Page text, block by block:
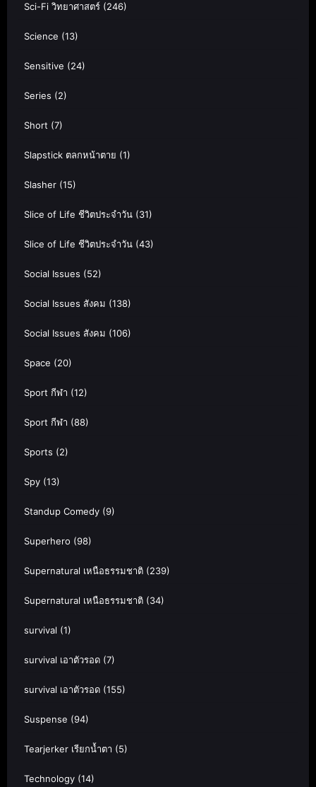
Sci-Fi วิทยาศาสตร์ (246)
Science (13)
Sensitive (24)
Series (2)
Short (7)
Slapstick ตลกหน้าตาย (1)
Slasher (15)
Slice of Life ชีวิตประจำวัน (31)
Slice of Life ชีวิตประจำวัน (43)
Social Issues (52)
Social Issues สังคม (138)
Social Issues สังคม (106)
Space (20)
Sport กีฬา (12)
Sport กีฬา (88)
Sports (2)
Spy (13)
Standup Comedy (9)
Superhero (98)
Supernatural เหนือธรรมชาติ (239)
Supernatural เหนือธรรมชาติ (34)
survival (1)
survival เอาตัวรอด (7)
survival เอาตัวรอด (155)
Suspense (94)
Tearjerker เรียกน้ำตา (5)
Technology (14)